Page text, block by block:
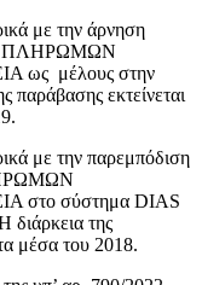
με την άρνηση
ΠΛΗΡΩΜΩΝ
μέλους στην
εκτείνεται
με την παρεμπόδιση
σύστημα DIAS
της
μέσα του 2018.